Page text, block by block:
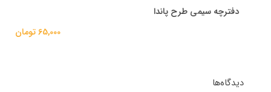
دفترچه سیمی طرح پاندا
65,000 تومان
دیدگاه‌ها